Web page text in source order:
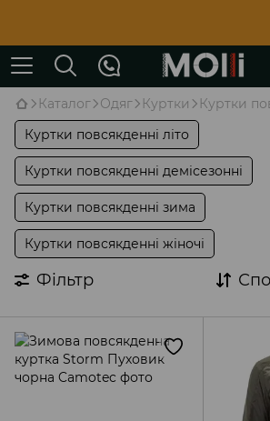
Каталог Одяг Куртки Куртки
Куртки повсякденні літо
Куртки повсякденні демісезонні
Куртки повсякденні зима
Куртки повсякденні жіночі
Фільтр